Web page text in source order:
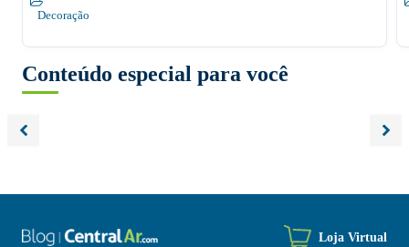
Decoração
Conteúdo especial para você
Loja Virtual